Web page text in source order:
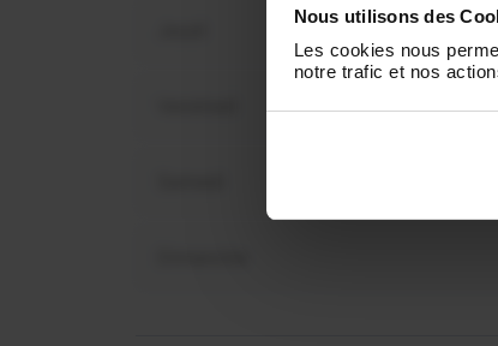
Nous utilisons des
Les cookies nous
notre trafic et nos